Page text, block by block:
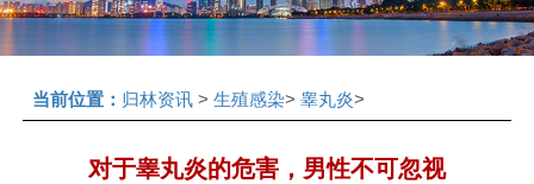
当前位置： 归林资讯> 生殖感染> 睾丸炎>
对于睾丸炎的危害，男性不可忽视